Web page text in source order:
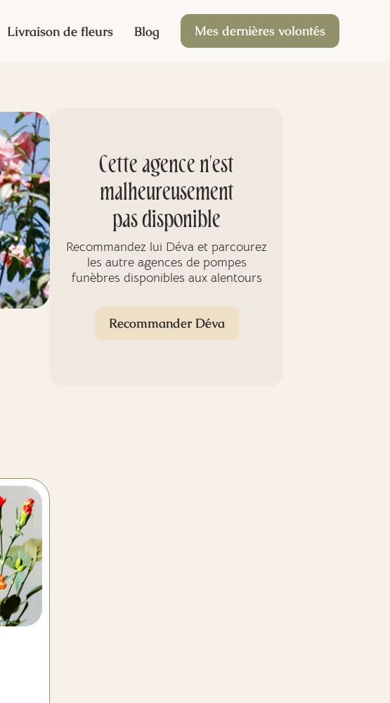
Livraison de fleurs Blog Mes dernières volontés
Cette agence n'est
malheureusement
pas disponible
Recommandez lui Déva et parcourez
les autre agences de pompes
funèbres disponibles aux alentours
Recommander Déva